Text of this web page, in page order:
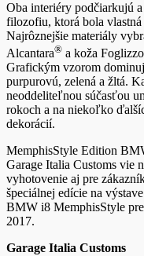
Oba interiéry podčiarkujú
filozofiu, ktorá bola
Najrôznejšie materiály
Alcantara® a koža
Grafickým vzorom
purpurovú, zelená a žltá.
neoddeliteľnou súčasťou
rokoch a na niekoľko
dekorácií.
MemphisStyle Edition
Garage Italia Customs vie
vyhotovenie aj pre
špeciálnej edície na
BMW i8 MemphisStyle
2017.
Garage Italia Customs